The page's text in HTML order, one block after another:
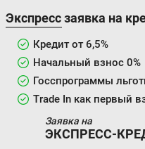
Экспресс заявка на
Кредит от 6,5%
Начальный взнос 0%
Госспрограммы
Trade In как первый
Заявка на
ЭКСПРЕСС-